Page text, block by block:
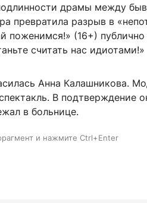
драмы между
превратила разрыв в
поженимся!» (16+)
считать нас идиотами!»
Анна Калашникова.
В подтверждение
в больнице.
и нажмите Ctrl+Enter